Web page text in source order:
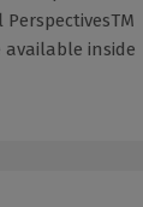
available inside